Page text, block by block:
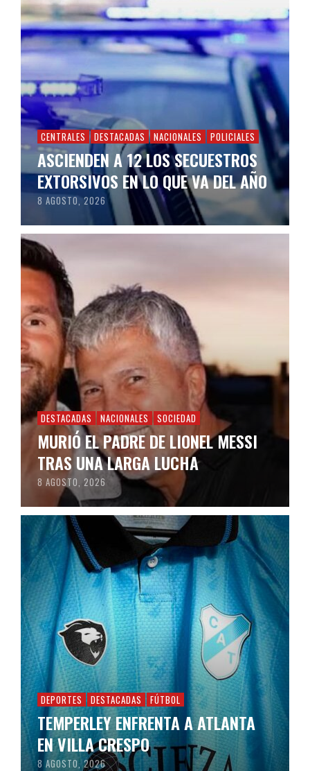
CENTRALES DESTACADAS NACIONALES POLICIALES
ASCIENDEN A 12 LOS SECUESTROS
EXTORSIVOS EN LO QUE VA DEL AÑO
8 AGOSTO, 2026
DESTACADAS NACIONALES SOCIEDAD
MURIÓ EL PADRE DE LIONEL MESSI
TRAS UNA LARGA LUCHA
8 AGOSTO, 2026
DEPORTES DESTACADAS FÚTBOL
TEMPERLEY ENFRENTA A ATLANTA
EN VILLA CRESPO
8 AGOSTO, 2026